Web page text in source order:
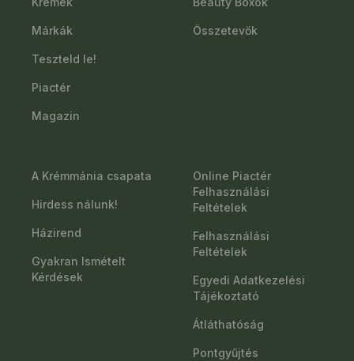
Márkák
Teszteld le!
Piactér
Magazin
Összetevők
A Krémmánia csapata
Hirdess nálunk!
Házirend
Gyakran Ismételt
Kérdések
Online Piactér
Felhasználási
Feltételek
Felhasználási
Feltételek
Egyedi Adatkezelési
Tájékoztató
Átláthatóság
Pontgyűjtés